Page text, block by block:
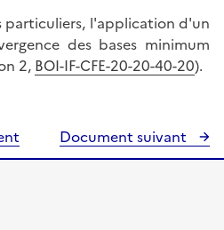
particuliers, l'application d'un
des bases minimum
2, BOI-IF-CFE-20-20-40-20).
Document suivant